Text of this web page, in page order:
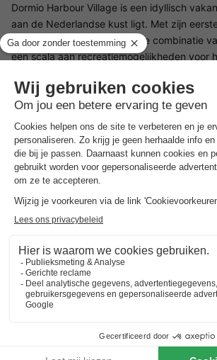
Dormio Harbour Village is een idyllisch
aan de Nederlandse kust ligt. Met zijn
het water biedt het een ideale combinatie
een scala aan recreatiemogelijkheden voor
maken Dormio Harbour Village tot een
voor een ontspannen en onvergetelijke
Faciliteiten Dormio Harbour Village
Dormio Harbour Village valt op door een
eersteklas faciliteiten. De moderne en
vakantiehuizen bieden plaats aan gezinnen
hun boten kunnen aanleggen.
Restaurant Dormio Harbour Village
In Dormio Harbour Village heb je de vrijheid
voorzien van een volledig uitgeruste